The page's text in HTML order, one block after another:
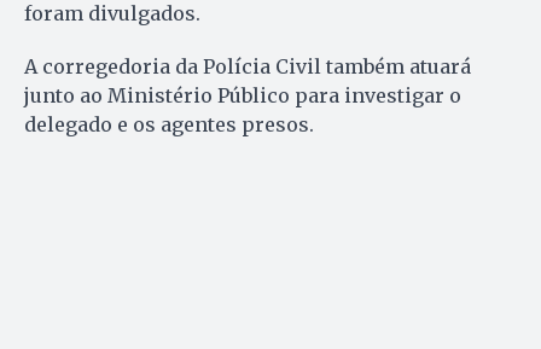
foram divulgados.
A corregedoria da Polícia Civil também atuará
junto ao Ministério Público para investigar o
delegado e os agentes presos.